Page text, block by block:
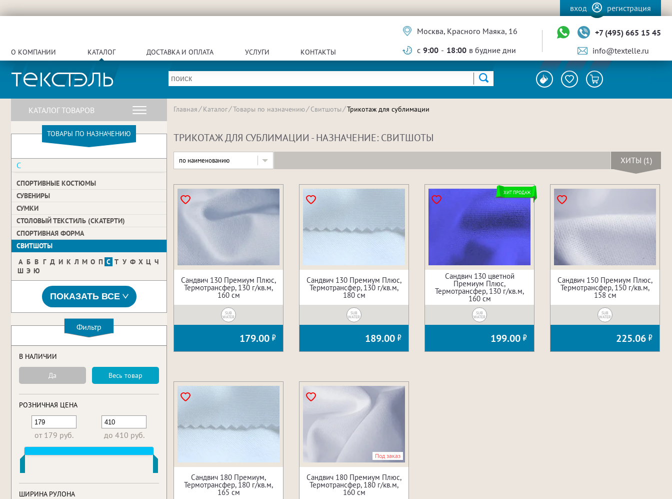
вход регистрация
О КОМПАНИИ КАТАЛОГ ДОСТАВКА И ОПЛАТА УСЛУГИ КОНТАКТЫ
Москва, Красного Маяка, 16
с 9:00 - 18:00 в будние дни
+7 (495) 665 15 45
info@textelle.ru
КАТАЛОГ ТОВАРОВ
ТОВАРЫ ПО НАЗНАЧЕНИЮ
С
СПОРТИВНЫЕ КОСТЮМЫ
СУВЕНИРЫ
СУМКИ
СТОЛОВЫЙ ТЕКСТИЛЬ (СКАТЕРТИ)
СПОРТИВНАЯ ФОРМА
СВИТШОТЫ
А Б В Г Д И К Л М О П С Т У Ф Х Ц Ч
Ш Э Ю
ПОКАЗАТЬ ВСЕ
Фильтр
В НАЛИЧИИ
Да Весь товар
РОЗНИЧНАЯ ЦЕНА
от 179 руб. до 410 руб.
ШИРИНА РУЛОНА
Главная Каталог Товары по назначению Свитшоты Трикотаж для сублимации
ТРИКОТАЖ ДЛЯ СУБЛИМАЦИИ - НАЗНАЧЕНИЕ: СВИТШОТЫ
по наименованию ХИТЫ (1)
Сандвич 130 Премиум Плюс,
Термотрансфер, 130 г/кв.м,
160 см
SUB
WATER
179.00
Сандвич 130 Премиум Плюс,
Термотрансфер, 130 г/кв.м,
180 см
SUB
WATER
189.00
ХИТ ПРОДАЖ
Сандвич 130 цветной
Премиум Плюс,
Термотрансфер, 130 г/кв.м,
160 см
SUB
WATER
199.00
Сандвич 150 Премиум Плюс,
Термотрансфер, 150 г/кв.м,
158 см
SUB
WATER
225.06
Сандвич 180 Премиум,
Термотрансфер, 180 г/кв.м,
165 см
Под заказ
Сандвич 180 Премиум Плюс,
Термотрансфер, 180 г/кв.м,
160 см